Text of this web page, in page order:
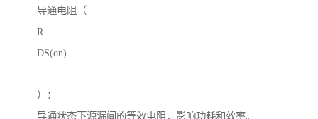
导通电阻（
R
DS(on)
）：
导通状态下源漏间的等效电阻，影响功耗和效率。